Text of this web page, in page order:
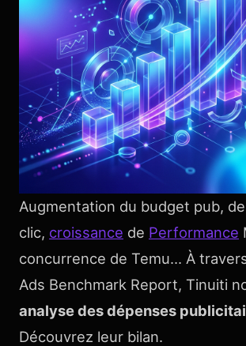
Augmentation du budget pub,
clic, croissance de Performance
concurrence de Temu… À
Ads Benchmark Report, Tinuiti
analyse des dépenses
Découvrez leur bilan.